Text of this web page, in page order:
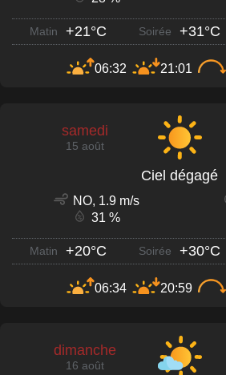
Matin +21°C Soirée +31°C
06:32 21:01
samedi
15 août
Ciel dégagé
NO, 1.9 m/s
31 %
Matin +20°C Soirée +30°C
06:34 20:59
dimanche
16 août